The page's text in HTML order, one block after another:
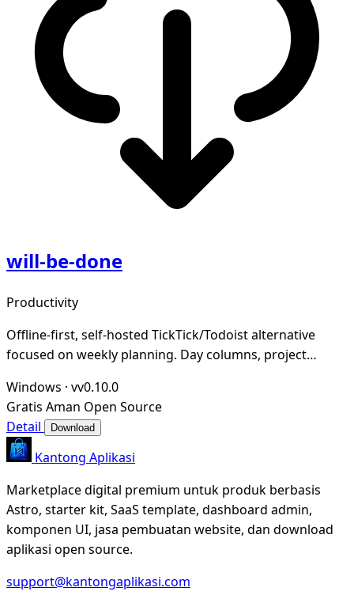
will-be-done
Productivity
Offline-first, self-hosted TickTick/Todoist alternative
focused on weekly planning. Day columns, project
Windows · vv0.10.0
Gratis Aman Open Source
Detail
Download
Kantong Aplikasi
Marketplace digital premium untuk produk berbasis
Astro, starter kit, SaaS template, dashboard admin,
komponen UI, jasa pembuatan website, dan download
aplikasi open source.
support@kantongaplikasi.com